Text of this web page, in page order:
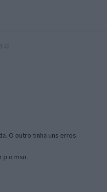
O outro tinha uns erros.
p o msn.